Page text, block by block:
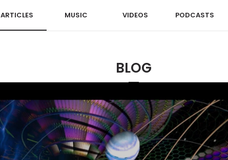
ARTICLES MUSIC VIDEOS PODCASTS
BLOG